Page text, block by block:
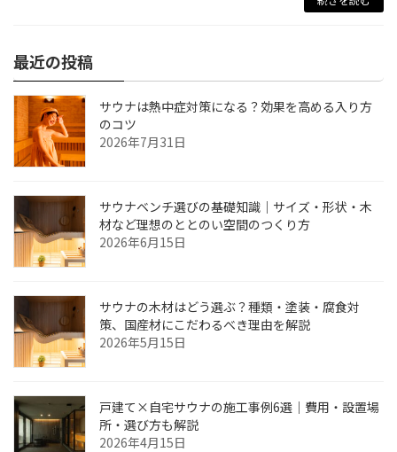
最近の投稿
サウナは熱中症対策になる？効果を高める入り方
のコツ
2026年7月31日
サウナベンチ選びの基礎知識｜サイズ・形状・木
材など理想のととのい空間のつくり方
2026年6月15日
サウナの木材はどう選ぶ？種類・塗装・腐食対
策、国産材にこだわるべき理由を解説
2026年5月15日
戸建て×自宅サウナの施工事例6選｜費用・設置場
所・選び方も解説
2026年4月15日